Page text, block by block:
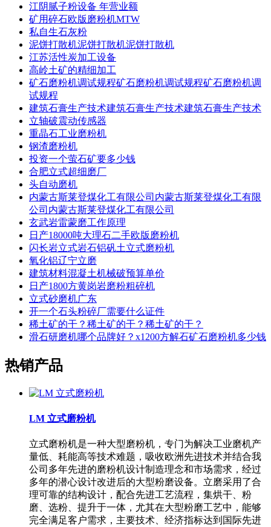
江阴腻子粉设备 年营业额
矿用碎石欧版磨粉机MTW
私自生石灰粉
泥饼打散机泥饼打散机泥饼打散机
江苏活性炭加工设备
高岭土矿的精细加工
矿石磨粉机调试规程矿石磨粉机调试规程矿石磨粉机调
试规程
建筑石膏生产技术建筑石膏生产技术建筑石膏生产技术
立轴破震动传感器
重晶石工业磨粉机
钢渣磨粉机
投资一个萤石矿要多少钱
合肥立式超细磨厂
头自动磨机
内蒙古斯莱登煤化工有限公司内蒙古斯莱登煤化工有限
公司内蒙古斯莱登煤化工有限公司
玄武岩雷蒙磨工作原理
日产18000吨大理石二手欧版磨粉机
闪长岩立式岩石铝矾土立式磨粉机
氧化铝辽宁立磨
建筑材料混凝土机械破预算单价
日产1800方黄岗岩磨粉粗碎机
立式砂磨机广东
开一个石头粉碎厂需要什么证件
稀土矿的干？稀土矿的干？稀土矿的干？
滑石研磨机哪个品牌好？x1200方解石矿石磨粉机多少钱
热销产品
LM 立式磨粉机
立式磨粉机是一种大型磨粉机，专门为解决工业磨机产
量低、耗能高等技术难题，吸收欧洲先进技术并结合我
公司多年先进的磨粉机设计制造理念和市场需求，经过
多年的潜心设计改进后的大型粉磨设备。立磨采用了合
理可靠的结构设计，配合先进工艺流程，集烘干、粉
磨、选粉、提升于一体，尤其在大型粉磨工艺中，能够
完全满足客户需求，主要技术、经济指标达到国际先进